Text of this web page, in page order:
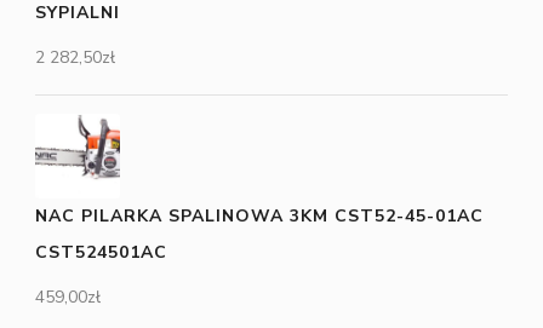
SYPIALNI
2 282,50zł
NAC PILARKA SPALINOWA 3KM CST52-45-01AC
CST524501AC
459,00zł